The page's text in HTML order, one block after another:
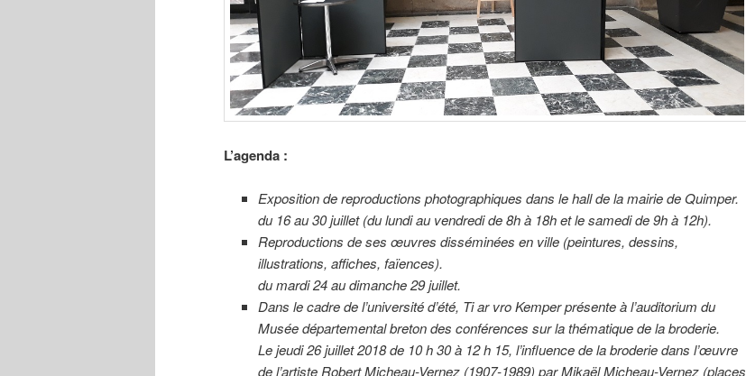
L’agenda :
Exposition de reproductions photographiques dans le hall de la mairie de Quimper.
du 16 au 30 juillet (du lundi au vendredi de 8h à 18h et le samedi de 9h à 12h).
Reproductions de ses œuvres disséminées en ville (peintures, dessins,
illustrations, affiches, faïences).
du mardi 24 au dimanche 29 juillet.
Dans le cadre de l’université d’été, Ti ar vro Kemper présente à l’auditorium du
Musée départemental breton des conférences sur la thématique de la broderie.
Le jeudi 26 juillet 2018 de 10 h 30 à 12 h 15, l’influence de la broderie dans l’œuvre
de l’artiste Robert Micheau-Vernez (1907-1989) par Mikaël Micheau-Vernez (places